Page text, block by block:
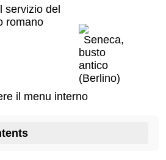
romano